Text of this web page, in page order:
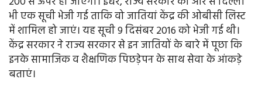
भी एक सूची भेजी गई ताकि वो जातियां केंद्र की ओबीसी लिस्ट
में शामिल हो जाएं। यह सूची 9 दिसंबर 2016 को भेजी गई थी।
केंद्र सरकार ने राज्य सरकार से इन जातियों के बारे में पूछा कि
इनके सामाजिक व शैक्षणिक पिछड़ेपन के साथ सेवा के आंकड़े
बताएं।